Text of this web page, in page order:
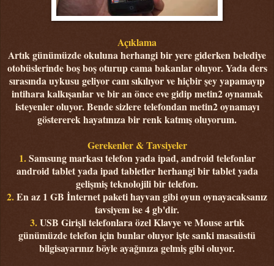
Açıklama
Artık günümüzde okuluna herhangi bir yere giderken belediye
otobüslerinde boş boş oturup cama bakanlar oluyor. Yada ders
sırasında uykusu geliyor canı sıkılıyor ve hiçbir şey yapamayıp
intihara kalkışanlar ve bir an önce eve gidip metin2 oynamak
isteyenler oluyor. Bende sizlere telefondan metin2 oynamayı
göstererek hayatınıza bir renk katmış oluyorum.
Gerekenler & Tavsiyeler
1.Samsung markası telefon yada ipad, android telefonlar
android tablet yada ipad tabletler herhangi bir tablet yada
gelişmiş teknolojili bir telefon.
2.En az 1 GB İnternet paketi hayvan gibi oyun oynayacaksanız
tavsiyem ise 4 gb'dir.
3.USB Girişli telefonlara özel Klavye ve Mouse artık
günümüzde telefon için bunlar oluyor işte sanki masaüstü
bilgisayarınız böyle ayağınıza gelmiş gibi oluyor.